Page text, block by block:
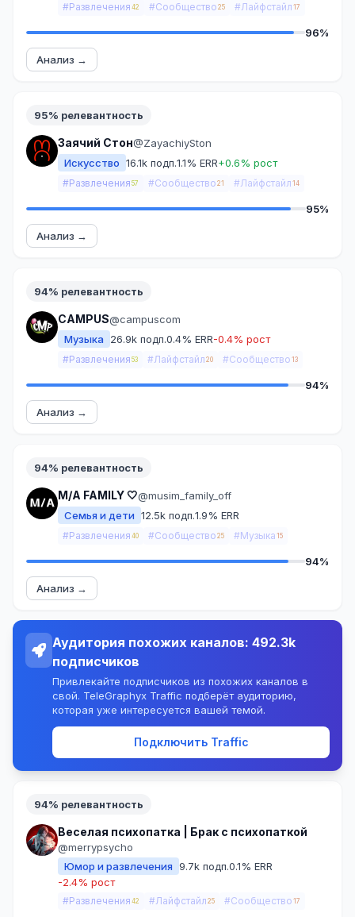
#Развлечения 42 #Сообщество 25 #Лайфстайл 17
96%
Анализ →
95% релевантность
Заячий Стон@ZayachiySton
Искусство 16.1k подп.1.1% ERR+0.6% рост
#Развлечения 57 #Сообщество 21 #Лайфстайл 14
95%
Анализ →
94% релевантность
CAMPUS@campuscom
Музыка
26.9k подп.0.4% ERR-0.4% рост
#Развлечения 53 #Лайфстайл 20 #Сообщество 13
94%
Анализ →
94% релевантность
M/A FAMILY 🤍@musim_family_off
Семья и дети 12.5k подп.1.9% ERR
#Развлечения 40 #Сообщество 25 #Музыка 15
94%
Анализ →
Аудитория похожих каналов: 492.3k
подписчиков
Привлекайте подписчиков из похожих каналов в
свой. TeleGraphyx Traffic подберёт аудиторию,
которая уже интересуется вашей темой.
Подключить Traffic
94% релевантность
Веселая психопатка | Брак с психопаткой
@merrypsycho
Юмор и развлечения 9.7k подп.0.1% ERR
-2.4% рост
#Развлечения 42 #Лайфстайл 25 #Сообщество 17